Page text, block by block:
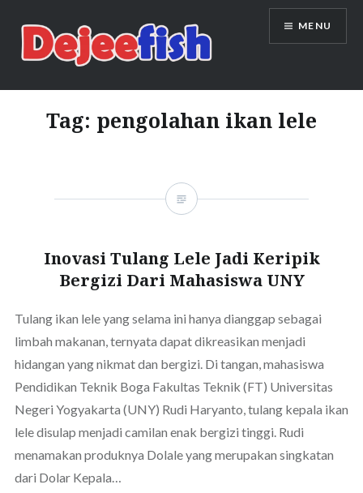
content
DEJEEFISH | PRODUSEN BENIH
IKAN BERKUALITAS INDONESIA
MENU
Tag: pengolahan ikan lele
Inovasi Tulang Lele Jadi Keripik
Bergizi Dari Mahasiswa UNY
Tulang ikan lele yang selama ini hanya dianggap sebagai
limbah makanan, ternyata dapat dikreasikan menjadi
hidangan yang nikmat dan bergizi. Di tangan, mahasiswa
Pendidikan Teknik Boga Fakultas Teknik (FT) Universitas
Negeri Yogyakarta (UNY) Rudi Haryanto, tulang kepala ikan
lele disulap menjadi camilan enak bergizi tinggi. Rudi
menamakan produknya Dolale yang merupakan singkatan
dari Dolar Kepala…